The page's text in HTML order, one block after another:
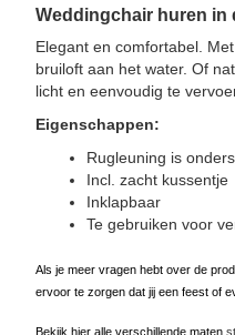
Weddingchair huren in
Elegant en comfortabel.
bruiloft aan het water. Of
licht en eenvoudig te
Eigenschappen:
Rugleuning is
Incl. zacht kussentje
Inklapbaar
Te gebruiken voor
Als je meer vragen hebt over de
ervoor te zorgen dat jij een feest of
Bekijk hier alle verschillende maten